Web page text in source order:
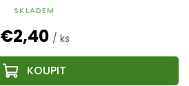
SKLADEM
€2,40 / ks